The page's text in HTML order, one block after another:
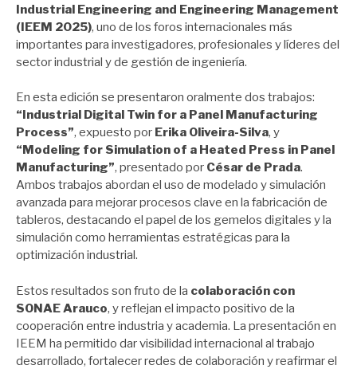
Industrial Engineering and Engineering Management
(IEEM 2025), uno de los foros internacionales más
importantes para investigadores, profesionales y líderes del
sector industrial y de gestión de ingeniería.
En esta edición se presentaron oralmente dos trabajos:
“Industrial Digital Twin for a Panel Manufacturing
Process”, expuesto por Erika Oliveira-Silva, y
“Modeling for Simulation of a Heated Press in Panel
Manufacturing”, presentado por César de Prada.
Ambos trabajos abordan el uso de modelado y simulación
avanzada para mejorar procesos clave en la fabricación de
tableros, destacando el papel de los gemelos digitales y la
simulación como herramientas estratégicas para la
optimización industrial.
Estos resultados son fruto de la colaboración con
SONAE Arauco, y reflejan el impacto positivo de la
cooperación entre industria y academia. La presentación en
IEEM ha permitido dar visibilidad internacional al trabajo
desarrollado, fortalecer redes de colaboración y reafirmar el